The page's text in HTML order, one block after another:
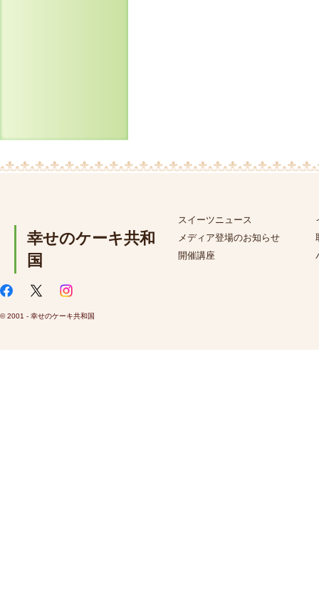
幸せのケーキ共和
国
スイーツニュース
メディア登場のお知らせ
開催講座
© 2001 - 幸せのケーキ共和国